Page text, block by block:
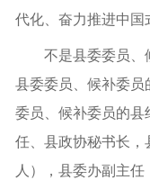
代化、奋力推进中国
不是县委委员、
县委委员、候补委员
委员、候补委员的县
任、县政协秘书长，
人），县委办副主